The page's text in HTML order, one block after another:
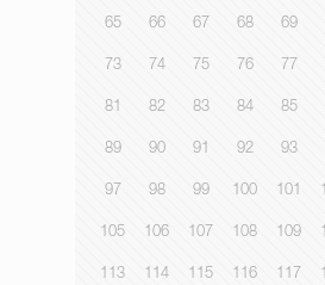
65 66 67 68 69
73 74 75 76 77
81 82 83 84 85
89 90 91 92 93
97 98 99 100 101
105 106 107 108 109
113 114 115 116 117